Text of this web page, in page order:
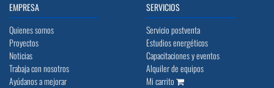
EMPRESA
Quienes somos
Proyectos
Noticias
Trabaja con nosotros
Ayúdanos a mejorar
SERVICIOS
Servicio postventa
Estudios energéticos
Capacitaciones y eventos
Alquiler de equipos
Mi carrito